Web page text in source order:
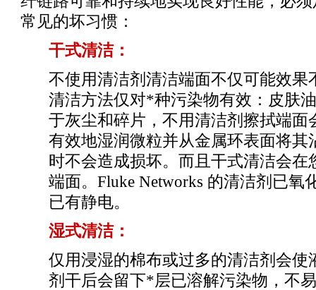
常见的坏习惯：
干式清洁：
不使用清洁剂清洁端面不仅可能效
清洁方法仅对*种污染物有效：皮肤
于灰尘和碎片，不用清洁剂擦拭端
有效地湿润微粒并从金属环表面将
时不会造成损坏。而且干式清洁会
端面。Fluke Networks 的清洁剂已
已有静电。
湿式清洁：
仅用浸湿的棉布或过多的清洁剂会
剂干后会留下*层已溶解污染物，不